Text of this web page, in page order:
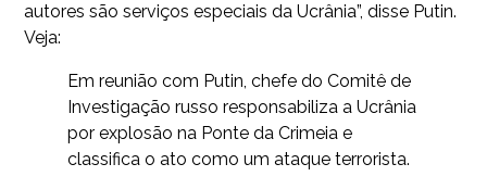
autores são serviços especiais da Ucrânia”, disse Putin.
Veja:
Em reunião com Putin, chefe do Comitê de
Investigação russo responsabiliza a Ucrânia
por explosão na Ponte da Crimeia e
classifica o ato como um ataque terrorista.